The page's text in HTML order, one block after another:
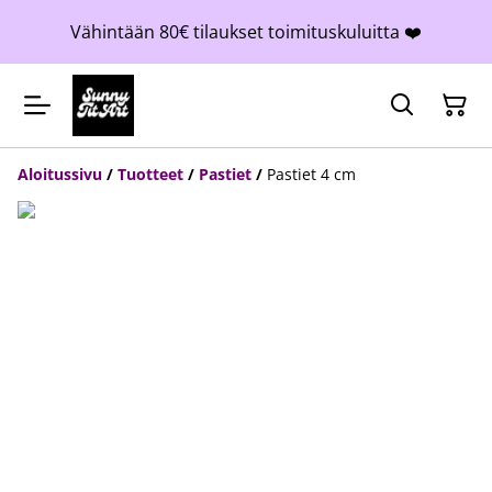
Vähintään 80€ tilaukset toimituskuluitta ❤️
Aloitussivu / Tuotteet / Pastiet / Pastiet 4 cm